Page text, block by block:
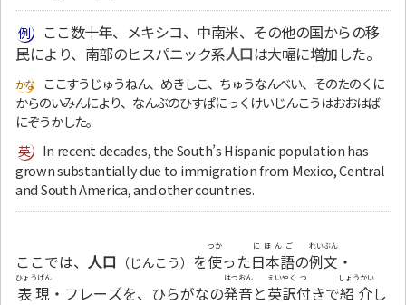
ここ数十年、メキシコ、中南米、その他の国からの移
民により、南部のヒスパニック系人口は大幅に増加した。
ここすうじゅうねん、めきしこ、ちゅうなんべい、そのたのくに
からのいみんにより、なんぶのひすぱにっくけいじんこうはおおはば
にぞうかした。
In recent decades, the South’s Hispanic population has
grown substantially due to immigration from Mexico, Central
and South America, and other countries.
ここでは、 人口 （じんこう） を使
つか
った日本語
にほんご
の例文
れいぶん
・
表現
ひょうげん
・フレーズを、ひらがなの発音
はつおん
と英訳
えいやく
付
つ
きで紹介
しょうかい
し